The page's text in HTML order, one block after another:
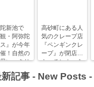
新池で
観・阿弥陀
』が今年
！自然の
いっきり
う！
高砂町にある人
気のクレープ店
『ペンギンクレ
ープ』が閉店…
キッチンカーを
記事 - New Posts -